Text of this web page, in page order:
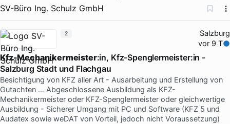
SV-Büro Ing. Schulz GmbH
Salzburg
vor 9 T
Kfz-Mechanikermeister:in, Kfz-Spenglermeister:in -
Salzburg Stadt und Flachgau
Besichtigung von KFZ aller Art - Ausarbeitung und Erstellung von
Gutachten … Abgeschlossene Ausbildung als KFZ-
Mechanikermeister oder KFZ-Spenglermeister oder gleichwertige
Ausbildung - Sicherer Umgang mit PC und Software (KFZ 5 und
Audatex sowie weDAT von Vorteil, jedoch nicht Voraussetzung)
2